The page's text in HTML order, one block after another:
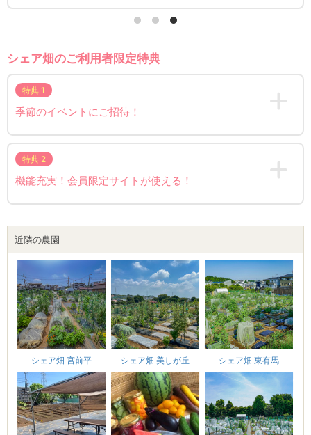
シェア畑のご利用者限定特典
特典 1
季節のイベントにご招待！
特典 2
機能充実！会員限定サイトが使える！
近隣の農園
シェア畑 宮前平 シェア畑 美しが丘 シェア畑 東有馬